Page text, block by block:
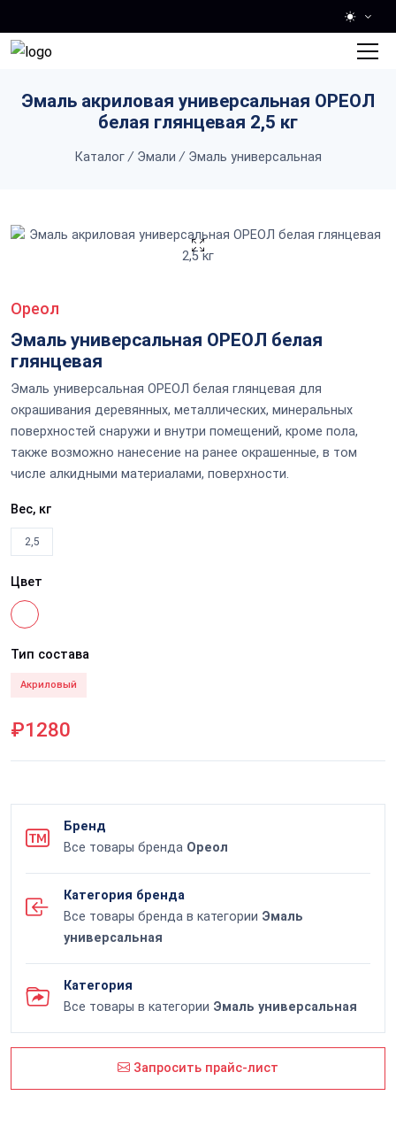
Эмаль акриловая универсальная ОРЕОЛ
белая глянцевая 2,5 кг
Каталог / Эмали / Эмаль универсальная
Ореол
Эмаль универсальная ОРЕОЛ белая
глянцевая
Эмаль универсальная ОРЕОЛ белая глянцевая для
окрашивания деревянных, металлических, минеральных
поверхностей снаружи и внутри помещений, кроме пола,
также возможно нанесение на ранее окрашенные, в том
числе алкидными материалами, поверхности.
Вес, кг
2,5
Цвет
Тип состава
Акриловый
₽1280
Бренд
Все товары бренда Ореол
Категория бренда
Все товары бренда в категории Эмаль
универсальная
Категория
Все товары в категории Эмаль универсальная
Запросить прайс-лист